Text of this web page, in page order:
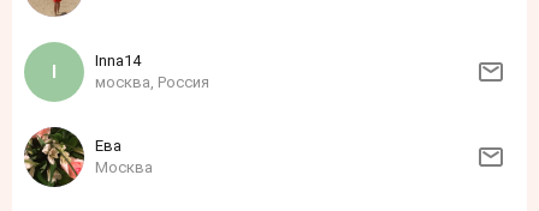
Inna14
москва, Россия
Ева
Москва